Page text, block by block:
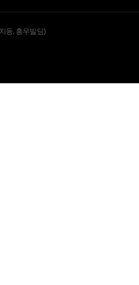
동, 홍우빌딩)